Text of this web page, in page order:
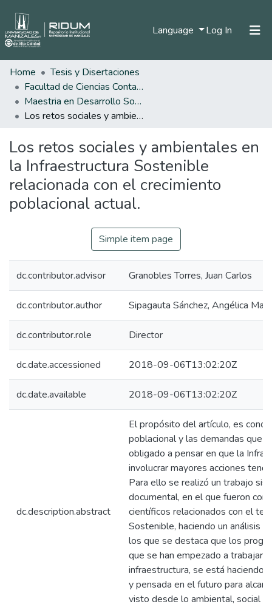
Language Log In (current)
Statistics
Home
Tesis y Disertaciones
Facultad de Ciencias Contables Económicas y Administrativas
Maestria en Desarrollo Sostenible y Medio Ambiente
Los retos sociales y ambientales en la Infraestructura Sostenible relacionada con el crecimiento poblacional actual.
Los retos sociales y ambientales en
la Infraestructura Sostenible
relacionada con el crecimiento
poblacional actual.
Simple item page
dc.contributor.advisor Granobles Torres, Juan Carlos
dc.contributor.author Sipagauta Sánchez, Angélica
dc.contributor.role Director
dc.date.accessioned 2018-09-06T13:02:20Z
dc.date.available 2018-09-06T13:02:20Z
dc.description.abstract
El propósito del artículo, es
poblacional y las demandas que
obligado a pensar en que la
involucrar mayores acciones
Para ello se realizó un trabajo
documental, en el que fueron
científicos relacionados con el
Sostenible, haciendo un análisis
los que se destaca que los
que se han empezado a trabajar
infraestructura, se está haciendo
y pensada en el futuro para
visto desde lo ambiental, social y